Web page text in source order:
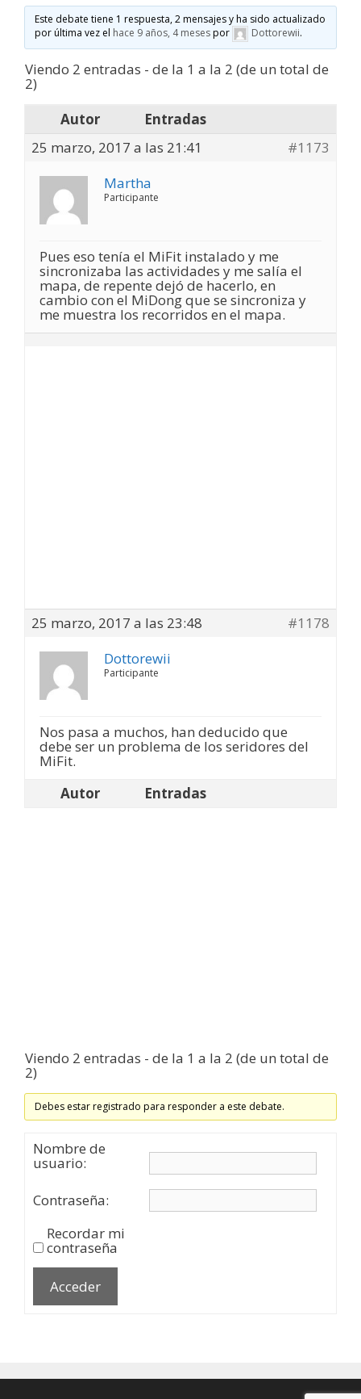
Este debate tiene 1 respuesta, 2 mensajes y ha sido actualizado
por última vez el hace 9 años, 4 mesespor Dottorewii.
Viendo 2 entradas - de la 1 a la 2 (de un total de
2)
Autor
Entradas
25 marzo, 2017 a las 21:41
#1173
Martha
Participante
Pues eso tenía el MiFit instalado y me
sincronizaba las actividades y me salía el
mapa, de repente dejó de hacerlo, en
cambio con el MiDong que se sincroniza y
me muestra los recorridos en el mapa.
25 marzo, 2017 a las 23:48
#1178
Dottorewii
Participante
Nos pasa a muchos, han deducido que
debe ser un problema de los seridores del
MiFit.
Autor
Entradas
Viendo 2 entradas - de la 1 a la 2 (de un total de
2)
Debes estar registrado para responder a este debate.
Nombre de
usuario:
Contraseña:
Recordar mi
contraseña
Acceder